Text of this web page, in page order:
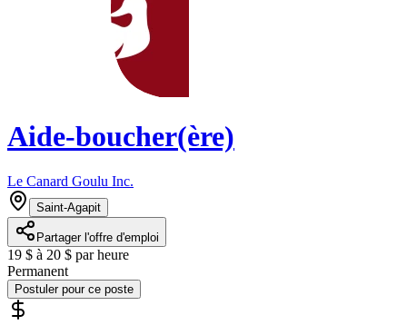
Aide-boucher(ère)
Le Canard Goulu Inc.
Saint-Agapit
Partager l'offre d'emploi
19 $ à 20 $ par heure
Permanent
Postuler pour ce poste